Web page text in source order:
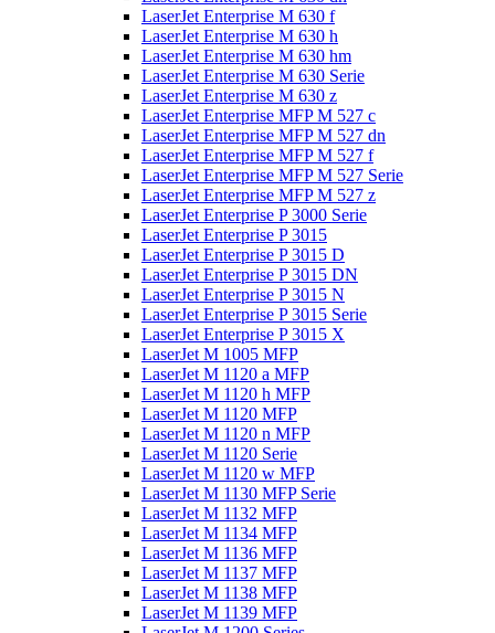
LaserJet Enterprise M 630 f
LaserJet Enterprise M 630 h
LaserJet Enterprise M 630 hm
LaserJet Enterprise M 630 Serie
LaserJet Enterprise M 630 z
LaserJet Enterprise MFP M 527 c
LaserJet Enterprise MFP M 527 dn
LaserJet Enterprise MFP M 527 f
LaserJet Enterprise MFP M 527 Serie
LaserJet Enterprise MFP M 527 z
LaserJet Enterprise P 3000 Serie
LaserJet Enterprise P 3015
LaserJet Enterprise P 3015 D
LaserJet Enterprise P 3015 DN
LaserJet Enterprise P 3015 N
LaserJet Enterprise P 3015 Serie
LaserJet Enterprise P 3015 X
LaserJet M 1005 MFP
LaserJet M 1120 a MFP
LaserJet M 1120 h MFP
LaserJet M 1120 MFP
LaserJet M 1120 n MFP
LaserJet M 1120 Serie
LaserJet M 1120 w MFP
LaserJet M 1130 MFP Serie
LaserJet M 1132 MFP
LaserJet M 1134 MFP
LaserJet M 1136 MFP
LaserJet M 1137 MFP
LaserJet M 1138 MFP
LaserJet M 1139 MFP